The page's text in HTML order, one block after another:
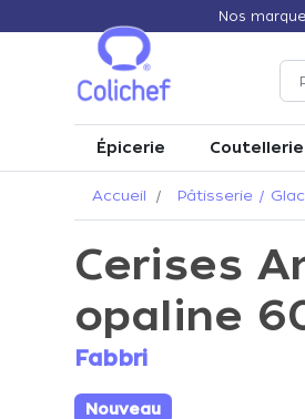
Nos
Épicerie
Accueil Pâtisserie /
Cerises
opaline
Fabbri
Nouveau